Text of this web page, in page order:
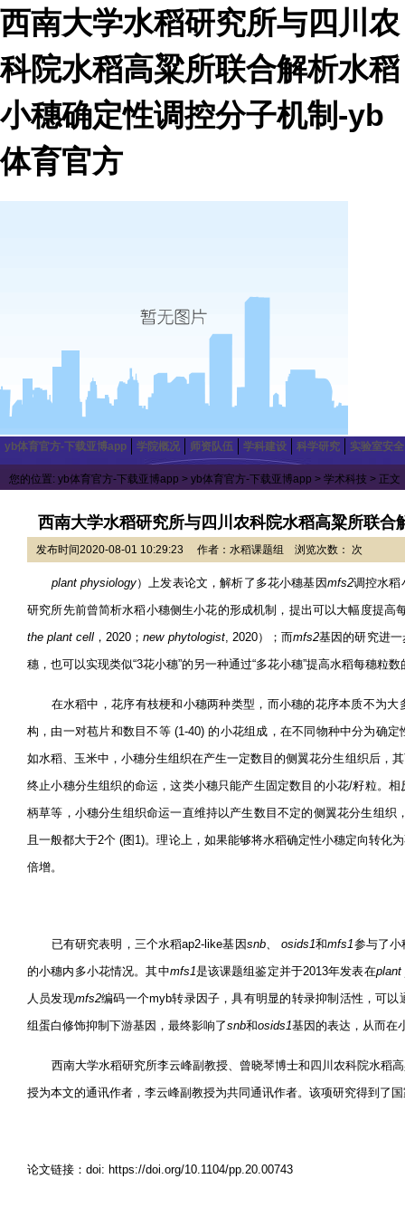
西南大学水稻研究所与四川农
科院水稻高粱所联合解析水稻
小穗确定性调控分子机制-yb
体育官方
yb体育官方-下载亚博app 学院概况 师资队伍 学科建设 科学研究 实验室安全
您的位置: yb体育官方-下载亚博app > yb体育官方-下载亚博app > 学术科技 > 正文
西南大学水稻研究所与四川农科院水稻高粱所联合
发布时间2020-08-01 10:29:23 作者：水稻课题组 浏览次数： 次
plant physiology）上发表论文，解析了多花小穗基因mfs2调控水稻
研究所先前曾简析水稻小穗侧生小花的形成机制，提出可以大幅度提高
the plant cell ，2020 ；new phytologist, 2020）；而mfs2基因的研究进
穗，也可以实现类似“3花小穗”的另一种通过“多花小穗”提高水稻每穗粒数
在水稻中，花序有枝梗和小穗两种类型，而小穗的花序本质不为
构，由一对苞片和数目不等(1-40)的小花组成，在不同物种中分为确
如水稻、玉米中，小穗分生组织在产生一定数目的侧翼花分生组织后，
终止小穗分生组织的命运，这类小穗只能产生固定数目的小花/籽粒。相
柄草等，小穗分生组织命运一直维持以产生数目不定的侧翼花分生组织
且一般都大于2个 (图1)。理论上，如果能够将水稻确定性小穗定向转化
倍增。
已有研究表明，三个水稻ap2-like基因snb、 osids1和mfs1参与了小
的小穗内多小花情况。其中mfs1是该课题组鉴定并于2013年发表在plant
人员发现mfs2编码一个myb转录因子，具有明显的转录抑制活性，可以
组蛋白修饰抑制下游基因，最终影响了snb和osids1基因的表达，从而在
西南大学水稻研究所李云峰副教授、曾晓琴博士和四川农科院水稻
授为本文的通讯作者，李云峰副教授为共同通讯作者。该项研究得到了
论文链接： doi: https://doi.org/10.1104/pp.20.00743